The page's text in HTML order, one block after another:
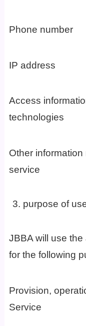
Phone number
IP address
Access
technologies
Other
service
purpose of
JBBA will use
for the following
Provision,
Service